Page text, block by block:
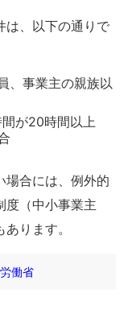
は、以下の通りで
、事業主の親族以
が20時間以上
場合には、例外的
度（中小事業主
ります。
働省